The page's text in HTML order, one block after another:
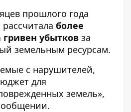
прошлого года
более
убытков за
земельным ресурсам.
с нарушителей,
для
земель»,